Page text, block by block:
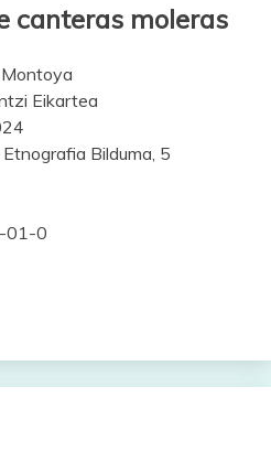
canteras moleras
Eikartea
Bilduma, 5
01-0